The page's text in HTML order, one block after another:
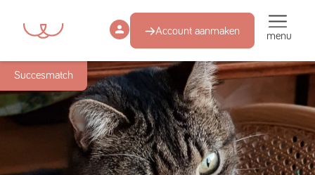
Account aanmaken menu
Succesmatch